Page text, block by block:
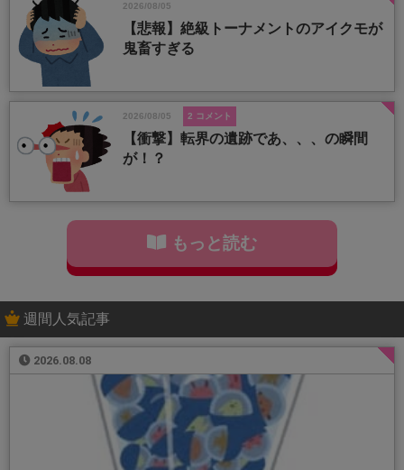
2026/08/05
【悲報】絶級トーナメントのアイクモが
鬼畜すぎる
2026/08/05 2 コメント
【衝撃】転界の遺跡であ、、、の瞬間
が！？
もっと読む
週間人気記事
2026.08.08